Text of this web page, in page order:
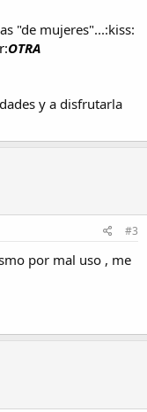
"de mujeres"...:kiss:
OTRA
y a disfrutarla
#3
por mal uso , me